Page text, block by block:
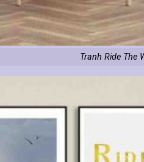
Tranh Ride The